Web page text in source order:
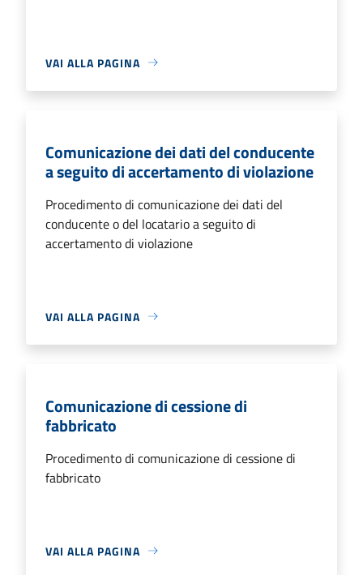
VAI ALLA PAGINA
Comunicazione dei dati del conducente
a seguito di accertamento di violazione
Procedimento di comunicazione dei dati del
conducente o del locatario a seguito di
accertamento di violazione
VAI ALLA PAGINA
Comunicazione di cessione di
fabbricato
Procedimento di comunicazione di cessione di
fabbricato
VAI ALLA PAGINA